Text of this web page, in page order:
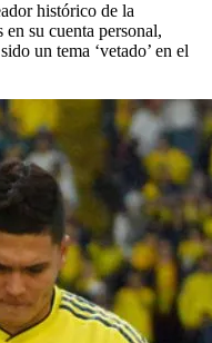
histórico de la
su cuenta personal,
un tema ‘vetado’ en el